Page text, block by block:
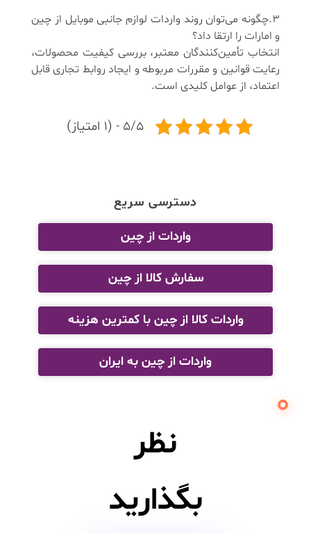
3.چگونه می‌توان روند واردات لوازم جانبی موبایل از چین
و امارات را ارتقا داد؟
انتخاب تأمین‌کنندگان معتبر، بررسی کیفیت محصولات،
رعایت قوانین و مقررات مربوطه و ایجاد روابط تجاری قابل
اعتماد، از عوامل کلیدی است.
5/5 - (1 امتیاز)
دسترسی سریع
واردات از چین
سفارش کالا از چین
واردات کالا از چین با کمترین هزینه
واردات از چین به ایران
نظر
بگذارید